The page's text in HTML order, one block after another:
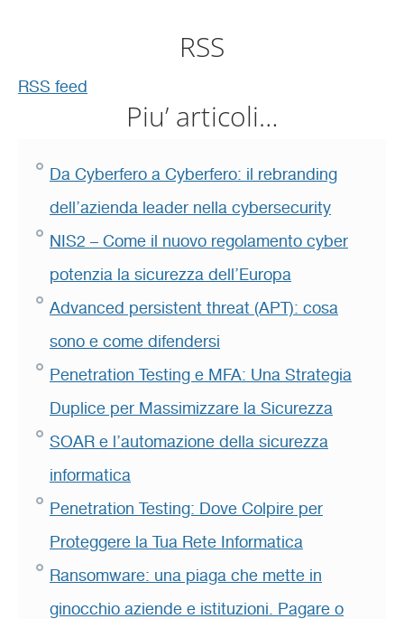
RSS
RSS feed
Piu’ articoli…
Da Cyberfero a Cyberfero: il rebranding
dell’azienda leader nella cybersecurity
NIS2 – Come il nuovo regolamento cyber
potenzia la sicurezza dell’Europa
Advanced persistent threat (APT): cosa
sono e come difendersi
Penetration Testing e MFA: Una Strategia
Duplice per Massimizzare la Sicurezza
SOAR e l’automazione della sicurezza
informatica
Penetration Testing: Dove Colpire per
Proteggere la Tua Rete Informatica
Ransomware: una piaga che mette in
ginocchio aziende e istituzioni. Pagare o